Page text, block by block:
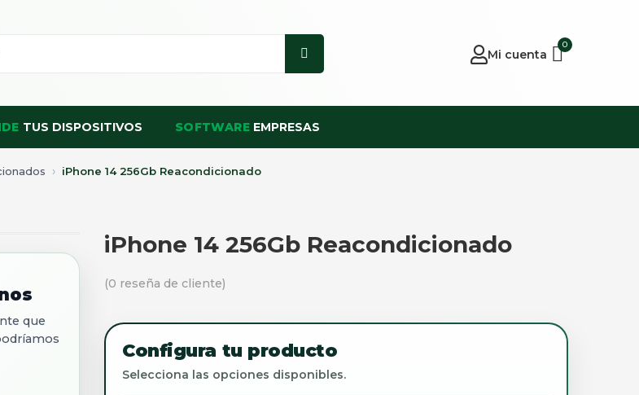
Mi cuenta
0
TUS DISPOSITIVOS SOFTWARE EMPRESAS
iPhone 14 256Gb Reacondicionado
que
iPhone 14 256Gb Reacondicionado
(0 reseña de cliente)
Configura tu producto
Selecciona las opciones disponibles.